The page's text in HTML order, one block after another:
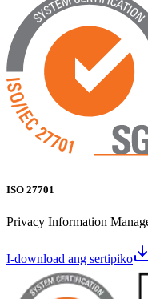
ISO 27701
Privacy Information
I-download ang sertipiko